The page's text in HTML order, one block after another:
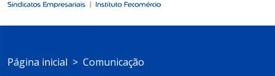
Página inicial Comunicação